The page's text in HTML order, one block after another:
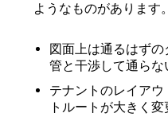
ようなものがあります。
図面上は通るはず
管と干渉して通らな
テナントのレイア
トルートが大きく変